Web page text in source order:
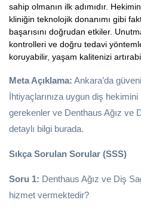
sahip olmanın ilk adımıdır.
kliniğin teknolojik donanımı gibi
başarısını doğrudan etkiler.
kontrolleri ve doğru tedavi
koruyabilir, yaşam kalitenizi
Meta Açıklama: Ankara’da
İhtiyaçlarınıza uygun diş
gerekenler ve Denthaus Ağız ve
detaylı bilgi burada.
Sıkça Sorulan Sorular (SSS)
Soru 1: Denthaus Ağız ve Diş
hizmet vermektedir?